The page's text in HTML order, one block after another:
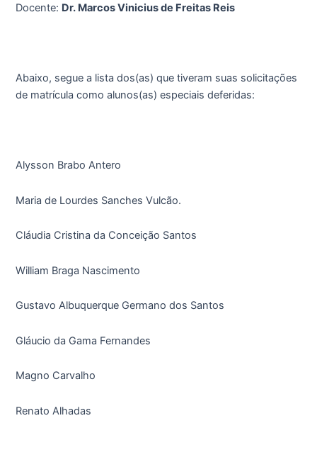
Docente: Dr. Marcos Vinicius de Freitas Reis
Abaixo, segue a lista dos(as) que tiveram suas solicitações
de matrícula como alunos(as) especiais deferidas:
Alysson Brabo Antero
Maria de Lourdes Sanches Vulcão.
Cláudia Cristina da Conceição Santos
William Braga Nascimento
Gustavo Albuquerque Germano dos Santos
Gláucio da Gama Fernandes
Magno Carvalho
Renato Alhadas
II